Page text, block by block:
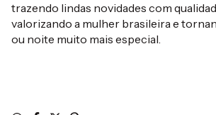
trazendo lindas novidades com
valorizando a mulher brasileira e
ou noite muito mais especial.